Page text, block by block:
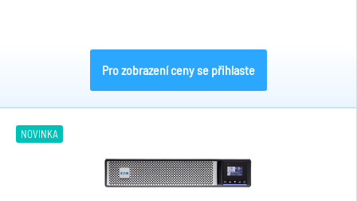
Pro zobrazení ceny se přihlaste
NOVINKA